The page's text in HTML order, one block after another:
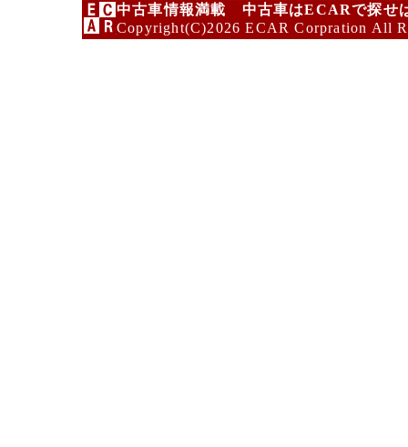
中古車情報満載 中古車はECARで探せ
Copyright(C)2026 ECAR Corpration All